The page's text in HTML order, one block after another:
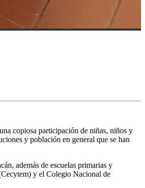
copiosa participación de niñas, niños y
y población en general que se han
además de escuelas primarias y
y el Colegio Nacional de